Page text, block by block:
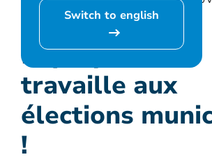
Switch to english
Implique-toi,
travaille aux
élections
!